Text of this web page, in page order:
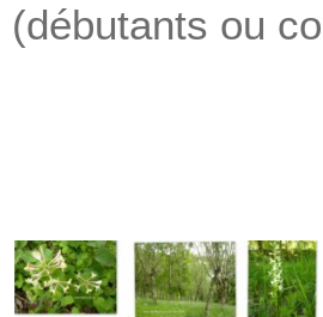
(débutants ou